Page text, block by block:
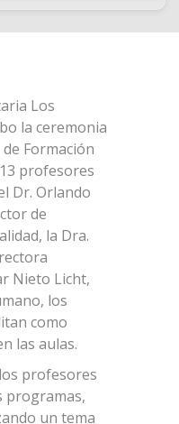
Los
la ceremonia
Formación
profesores
Dr. Orlando
de
la Dra.
Nieto Licht,
los
como
las aulas.
profesores
programas,
un tema